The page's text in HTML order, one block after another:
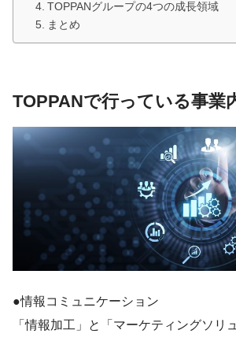
TOPPANグループの4つの成長領域
まとめ
TOPPANで行っている事業
●情報コミュニケーション
「情報加工」と「マーケティングソリ